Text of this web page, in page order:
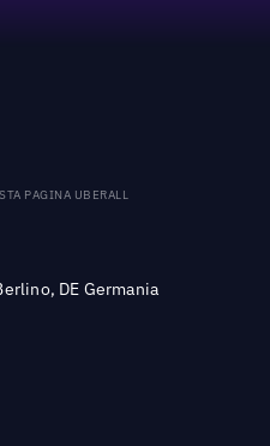
PAGINA UBERALL
DE Germania